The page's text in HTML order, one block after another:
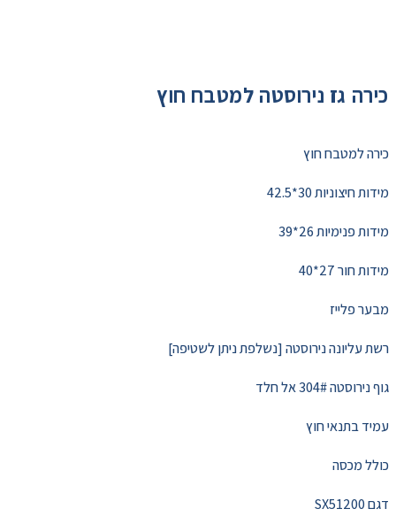
כירה גז נירוסטה למטבח חוץ
כירה למטבח חוץ
מידות חיצוניות 30*42.5
מידות פנימיות 26*39
מידות חור 27*40
מבער פלייז
רשת עליונה נירוסטה [נשלפת ניתן לשטיפה]
גוף נירוסטה 304# אל חלד
עמיד בתנאי חוץ
כולל מכסה
דגם SX51200